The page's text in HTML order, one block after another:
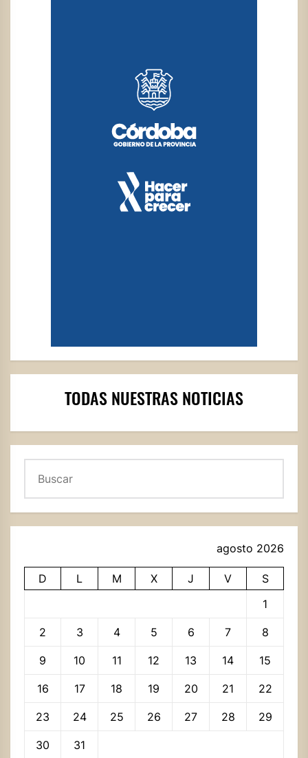
TODAS NUESTRAS NOTICIAS
agosto 2026
D L M X J V
S
1
2 3 4 5 6 7 8
9 10 11 12 13 14 15
16 17 18 19 20 21 22
23 24 25 26 27 28 29
30
31